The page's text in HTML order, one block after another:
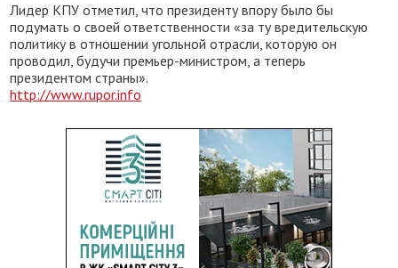
Лидер КПУ отметил, что президенту впору было бы
подумать о своей ответственности «за ту вредительскую
политику в отношении угольной отрасли, которую он
проводил, будучи премьер-министром, а теперь
президентом страны».
http://www.rupor.info